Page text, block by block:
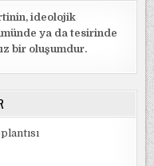
ideolojik
ya da tesirinde
bir oluşumdur.